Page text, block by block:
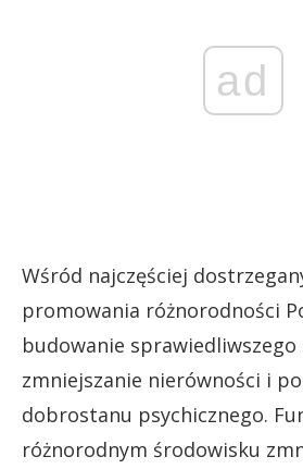
ad
Wśród najczęściej
promowania różnorodności
budowanie sprawiedliwszego
zmniejszanie nierówności i
dobrostanu psychicznego.
różnorodnym środowisku